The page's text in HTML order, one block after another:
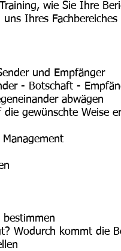
wie Sie Ihre
Ihres Fachbereiches
und Empfänger
- Botschaft -
abwägen
gewünschte Weise
Wodurch kommt die